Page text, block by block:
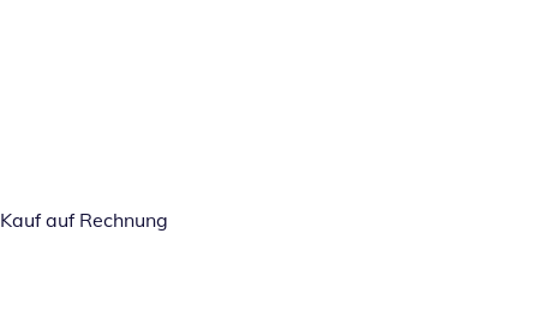
Kauf auf Rechnung